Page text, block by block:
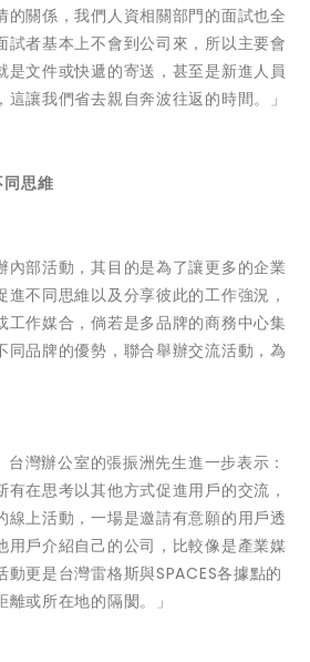
的關係，我們人資相關部門的面試也全
試者基本上不會到公司來，所以主要會
是文件或快遞的寄送，甚至是新進人員
讓我們省去親自奔波往返的時間。」
同思維
內部活動，其目的是為了讓更多的企業
不同思維以及分享彼此的工作強況，
工作媒合，倘若是多品牌的商務中心集
同品牌的優勢，聯合舉辦交流活動，為
灣辦公室的張振洲先生進一步表示：
有在思考以其他方式促進用戶的交流，
線上活動，一場是邀請有意願的用戶透
用戶介紹自己的公司，比較像是產業媒
更是台灣雷格斯與SPACES各據點的
或所在地的隔閡。」